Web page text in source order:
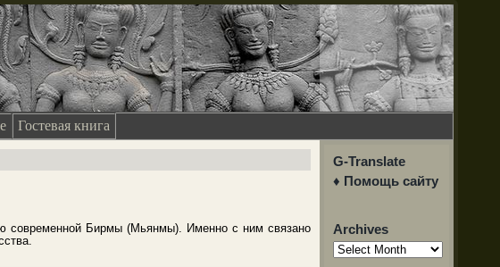
Гостевая книга
современной Бирмы (Мьянмы). Именно с ним связано
G-Translate
♦ Помощь сайту
Archives
Archives